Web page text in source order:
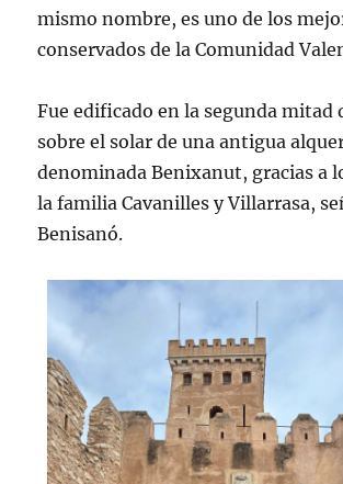
mismo nombre, es uno de los
conservados de la Comunidad
Fue edificado en la segunda mitad
sobre el solar de una antigua
denominada Benixanut, gracias a
la familia Cavanilles y Villarrasa,
Benisanó.